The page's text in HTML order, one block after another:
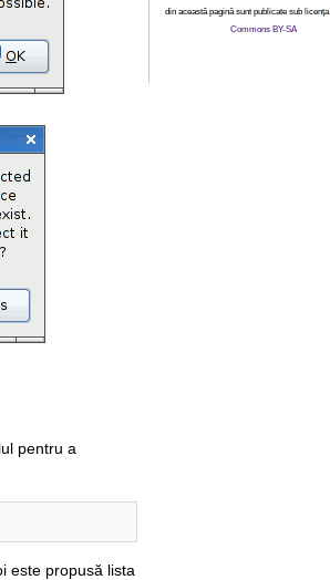
pentru a
este propusă lista
din această pagină sunt publicate sub licența
Commons BY-SA